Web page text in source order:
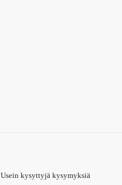
Usein kysyttyjä kysymyksiä